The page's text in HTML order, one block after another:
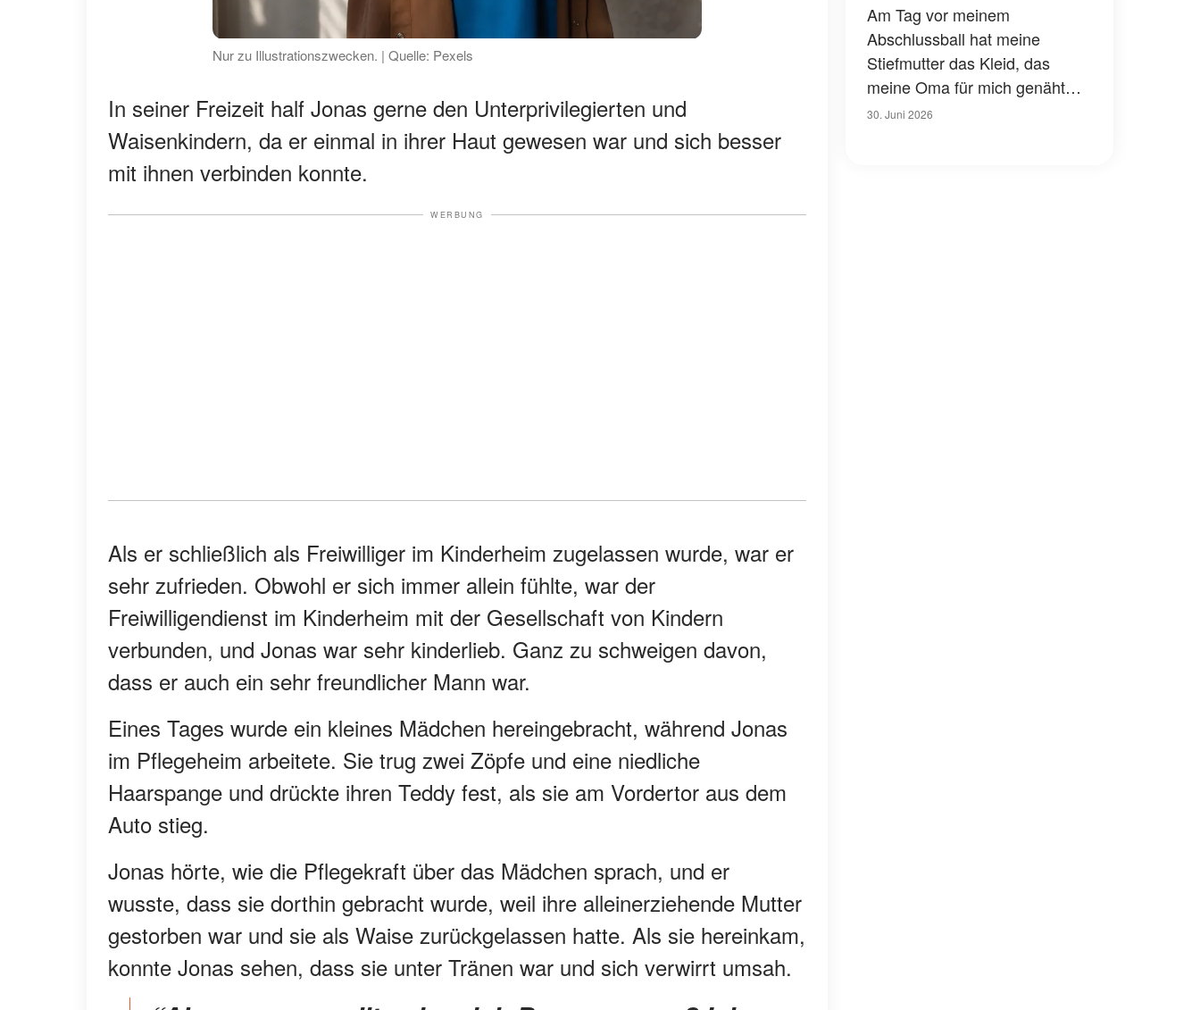
Nur zu Illustrationszwecken. | Quelle: Pexels
In seiner Freizeit half Jonas gerne den Unterprivilegierten und
Waisenkindern, da er einmal in ihrer Haut gewesen war und sich besser
mit ihnen verbinden konnte.
WERBUNG
Als er schließlich als Freiwilliger im Kinderheim zugelassen wurde, war er
sehr zufrieden. Obwohl er sich immer allein fühlte, war der
Freiwilligendienst im Kinderheim mit der Gesellschaft von Kindern
verbunden, und Jonas war sehr kinderlieb. Ganz zu schweigen davon,
dass er auch ein sehr freundlicher Mann war.
Eines Tages wurde ein kleines Mädchen hereingebracht, während Jonas
im Pflegeheim arbeitete. Sie trug zwei Zöpfe und eine niedliche
Haarspange und drückte ihren Teddy fest, als sie am Vordertor aus dem
Auto stieg.
Jonas hörte, wie die Pflegekraft über das Mädchen sprach, und er
wusste, dass sie dorthin gebracht wurde, weil ihre alleinerziehende Mutter
gestorben war und sie als Waise zurückgelassen hatte. Als sie hereinkam,
konnte Jonas sehen, dass sie unter Tränen war und sich verwirrt umsah.
sagte: „Dein Vater belügt dich“
Am Tag vor meinem
Abschlussball hat meine
Stiefmutter das Kleid, das
meine Oma für mich genäht
hatte, benutzt, um eine
30. Juni 2026